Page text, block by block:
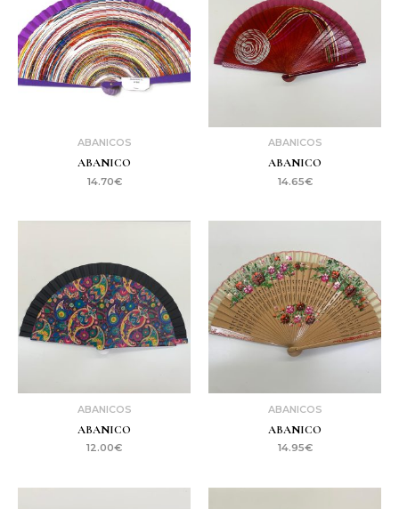
ABANICOS
ABANICO
14.70€
ABANICOS
ABANICO
14.65€
ABANICOS
ABANICO
12.00€
ABANICOS
ABANICO
14.95€